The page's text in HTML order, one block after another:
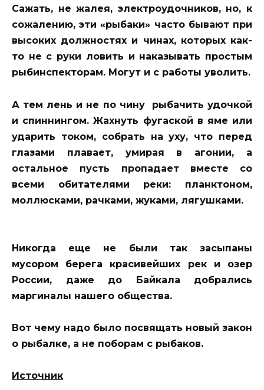
Сажать, не жалея, электроудочников, но, к
сожалению, эти «рыбаки» часто бывают при
высоких должностях и чинах, которых как-
то не с руки ловить и наказывать простым
рыбинспекторам. Могут и с работы уволить.
А тем лень и не по чину рыбачить удочкой
и спиннингом. Жахнуть фугаской в яме или
ударить током, собрать на уху, что перед
глазами плавает, умирая в агонии, а
остальное пусть пропадает вместе со
всеми обитателями реки: планктоном,
моллюсками, рачками, жуками, лягушками.
Никогда еще не были так засыпаны
мусором берега красивейших рек и озер
России, даже до Байкала добрались
маргиналы нашего общества.
Вот чему надо было посвящать новый закон
о рыбалке, а не поборам с рыбаков.
Источник